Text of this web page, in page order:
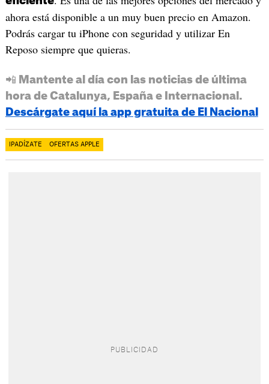
ahora está disponible a un muy buen precio en Amazon.
Podrás cargar tu iPhone con seguridad y utilizar En
Reposo siempre que quieras.
📲 Mantente al día con las noticias de última
hora de Catalunya, España e Internacional.
Descárgate aquí la app gratuita de El Nacional
IPADÍZATE OFERTAS APPLE